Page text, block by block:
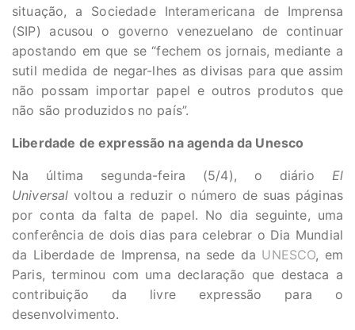
situação, a Sociedade Interamericana de Imprensa
(SIP) acusou o governo venezuelano de continuar
apostando em que se “fechem os jornais, mediante a
sutil medida de negar-lhes as divisas para que assim
não possam importar papel e outros produtos que
não são produzidos no país”.
Liberdade de expressão na agenda da Unesco
Na última segunda-feira (5/4), o diário El
Universal voltou a reduzir o número de suas páginas
por conta da falta de papel. No dia seguinte, uma
conferência de dois dias para celebrar o Dia Mundial
da Liberdade de Imprensa, na sede da UNESCO, em
Paris, terminou com uma declaração que destaca a
contribuição da livre expressão para o
desenvolvimento.